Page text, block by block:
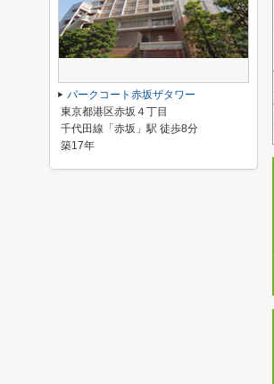
パークコート赤坂ザタワー
東京都港区赤坂４丁目
千代田線「赤坂」駅 徒歩8分
築17年